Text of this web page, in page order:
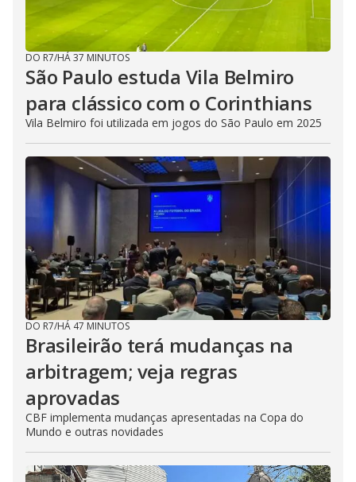
DO R7/HÁ 37 MINUTOS
São Paulo estuda Vila Belmiro
para clássico com o Corinthians
Vila Belmiro foi utilizada em jogos do São Paulo em 2025
DO R7/HÁ 47 MINUTOS
Brasileirão terá mudanças na
arbitragem; veja regras
aprovadas
CBF implementa mudanças apresentadas na Copa do
Mundo e outras novidades